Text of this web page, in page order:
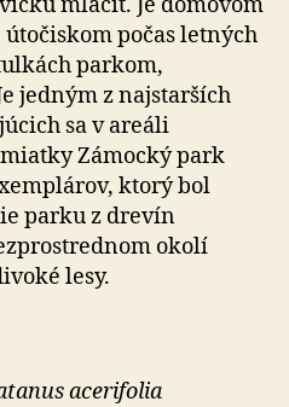
počas letných
parkom,
jedným z najstarších
sa v areáli
Zámocký park
ktorý bol
parku z drevín
okolí
lesy.
acerifolia